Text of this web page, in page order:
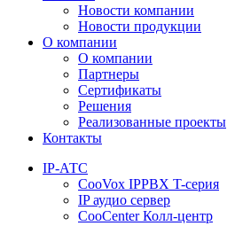
Новости компании
Новости продукции
О компании
О компании
Партнеры
Сертификаты
Решения
Реализованные проекты
Контакты
IP-АТС
CooVox IPPBX T-серия
IP аудио сервер
CooCenter Колл-центр